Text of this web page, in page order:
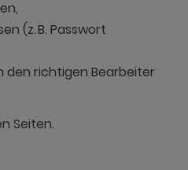
(z. B. Passwort
den richtigen Bearbeiter
Seiten.